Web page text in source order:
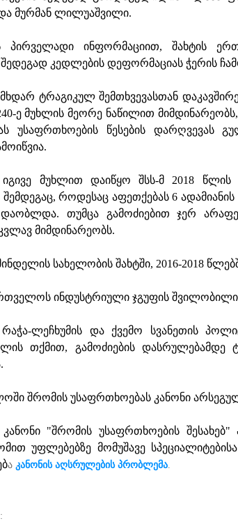
და მურმან ლილუაშვილი.
პირველადი ინფორმაციით, შახტის
კედლების დეფორმაციას ჭერის
ტრაგიკულ შემთხვევასთან
ე მუხლის მეორე ნაწილით
უსაფრთხოების წესების დარღვევას
იგივე მუხლით დაიწყო შსს-მ 2018
შემდეგაც, როდესაც აფეთქებას 6
დაობლდა. თუმცა გამოძიებით ჯერ
მიმდინარეობს.
სახელობის შახტში, 2016-2018
ინდუსტრიული ჯგუფის შვილობილი
ლეჩხუმის და ქვემო სვანეთის
თქმით, გამოძიების დასრულებამდე
შრომის უსაფრთხოებას კანონი
კანონი "შრომის უსაფრთხოების
უფლებებზე მომუშავე
ა კანონის აღსრულების პრობლემა